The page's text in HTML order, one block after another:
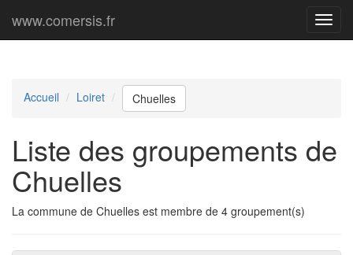
Menu
www.comersis.fr
Accueil Loiret Chuelles
Liste des groupements de
Chuelles
La commune de Chuelles est membre de 4 groupement(s)